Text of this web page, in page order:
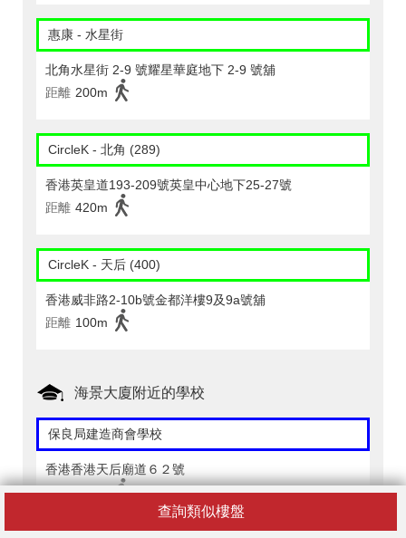
查詢類似樓盤
惠康 - 水星街
北角水星街 2-9 號耀星華庭地下 2-9 號舖
距離 200m
CircleK - 北角 (289)
香港英皇道193-209號英皇中心地下25-27號
距離 420m
CircleK - 天后 (400)
香港威非路2-10b號金都洋樓9及9a號舖
距離 100m
海景大廈附近的學校
保良局建造商會學校
香港香港天后廟道６２號
距離 430m